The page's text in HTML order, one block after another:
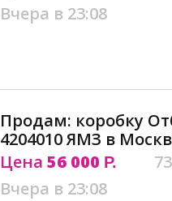
Вчера в 23:08
Продам: коробку
4204010 ЯМЗ в
Цена 56 000 Р.
Вчера в 23:08